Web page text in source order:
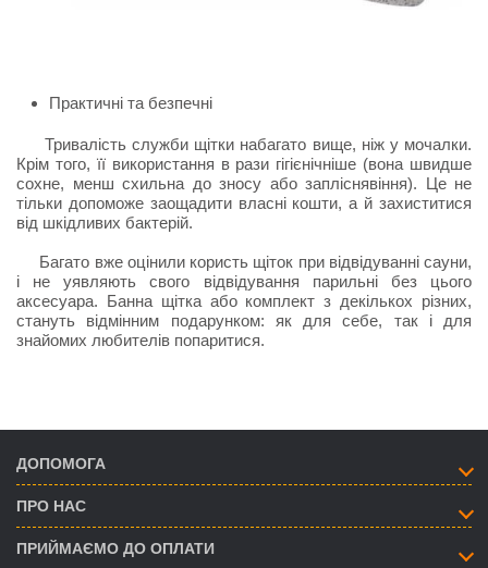
Практичні та безпечні
Тривалість служби щітки набагато вище, ніж у мочалки.
Крім того, її використання в рази гігієнічніше (вона швидше
сохне, менш схильна до зносу або запліснявіння). Це не
тільки допоможе заощадити власні кошти, а й захиститися
від шкідливих бактерій.
Багато вже оцінили користь щіток при відвідуванні сауни,
і не уявляють свого відвідування парильні без цього
аксесуара. Банна щітка або комплект з декількох різних,
стануть відмінним подарунком: як для себе, так і для
знайомих любителів попаритися.
ДОПОМОГА
ПРО НАС
ПРИЙМАЄМО ДО ОПЛАТИ